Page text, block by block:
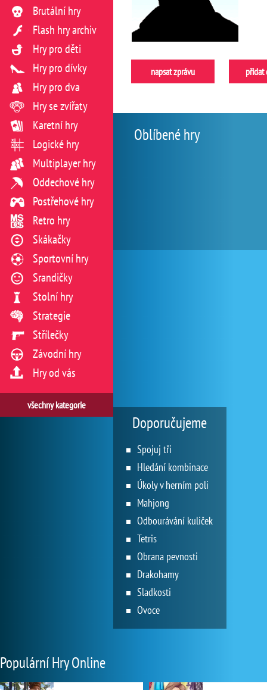
napsat zprávu přidat
Oblíbené hry
Brutální hry
Flash hry archiv
Hry pro děti
Hry pro dívky
Hry pro dva
Hry se zvířaty
Karetní hry
Logické hry
Multiplayer hry
Oddechové hry
Postřehové hry
Retro hry
Skákačky
Sportovní hry
Srandičky
Stolní hry
Strategie
Střílečky
Závodní hry
Hry od vás
všechny kategorie
Doporučujeme
Spojuj tři
Hledání kombinace
Úkoly v herním poli
Mahjong
Odbourávání kuliček
Tetris
Obrana pevnosti
Drakohamy
Sladkosti
Ovoce
Populární Hry Online